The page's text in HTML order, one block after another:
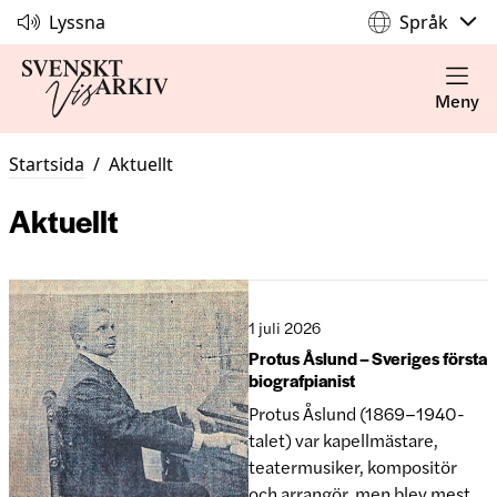
Lyssna Språk
Meny
Startsida / Aktuellt
Aktuellt
Protus Åslund – Sveriges första
biografpianist
Protus Åslund (1869–1940-
talet) var kapellmästare,
teatermusiker, kompositör
1 juli 2026